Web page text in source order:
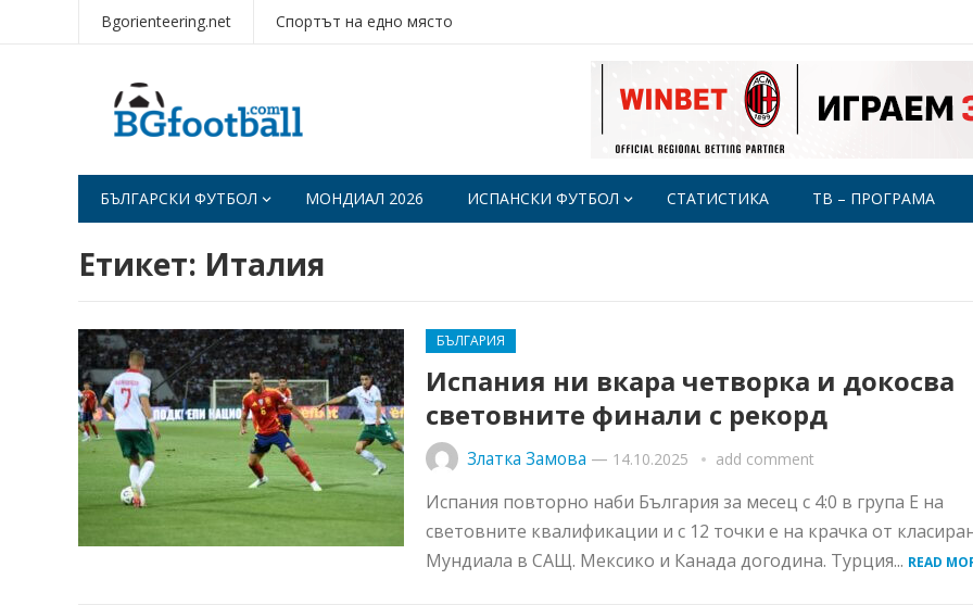
Bgorienteering.net Спортът на едно място
БЪЛГАРСКИ ФУТБОЛ МОНДИАЛ 2026 ИСПАНСКИ ФУТБОЛ СТАТИСТИКА ТВ – ПРОГРАМА
Етикет: Италия
БЪЛГАРИЯ
Испания ни вкара четворка и докосва
световните финали с рекорд
Златка Замова — 14.10.2025 add comment
Испания повторно наби България за месец с 4:0 в група Е на
световните квалификации и с 12 точки е на крачка от
Мундиала в САЩ. Мексико и Канада догодина. Турция... READ